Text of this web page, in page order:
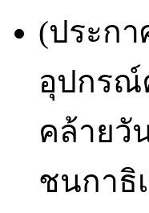
(ประกา
อุปกรณ์
คล้ายวั
ชนกาธิ